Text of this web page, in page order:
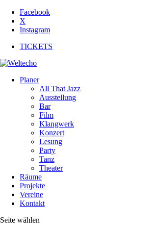
Facebook
X
Instagram
TICKETS
Planer
All That Jazz
Ausstellung
Bar
Film
Klangwerk
Konzert
Lesung
Party
Tanz
Theater
Räume
Projekte
Vereine
Kontakt
Seite wählen